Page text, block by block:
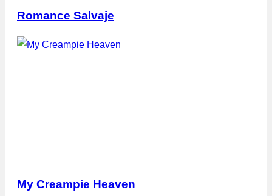
Romance Salvaje
My Creampie Heaven